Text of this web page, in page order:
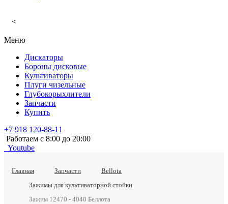
<
Меню
Дискаторы
Бороны дисковые
Культиваторы
Плуги чизельные
Глубокорыхлители
Запчасти
Купить
+7 918 120-88-11
Работаем c 8:00 до 20:00
Youtube
Главная Запчасти
Bellota
Зажимы для культиваторной стойки
Зажим 12470 - 4040 Беллота